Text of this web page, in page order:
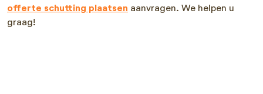
offerte schutting plaatsen aanvragen. We helpen u
graag!